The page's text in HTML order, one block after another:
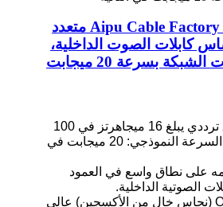
كابل Aipu Cable Factory Cat3 متعدد
كابلات الصوت الداخلية،
مصنع كابلات الشبكة بسرعة 20 ميجابت
>توفير نطاق ترددي يبلغ 16 ميجاهرتز في 100
متر، ومعدل السرعة النموذجي: 20 ميجابت في
على نطاق واسع في العمود
الصوتية الداخلية.
>موصل OFC (نحاس خالٍ من الأكسجين) عالي